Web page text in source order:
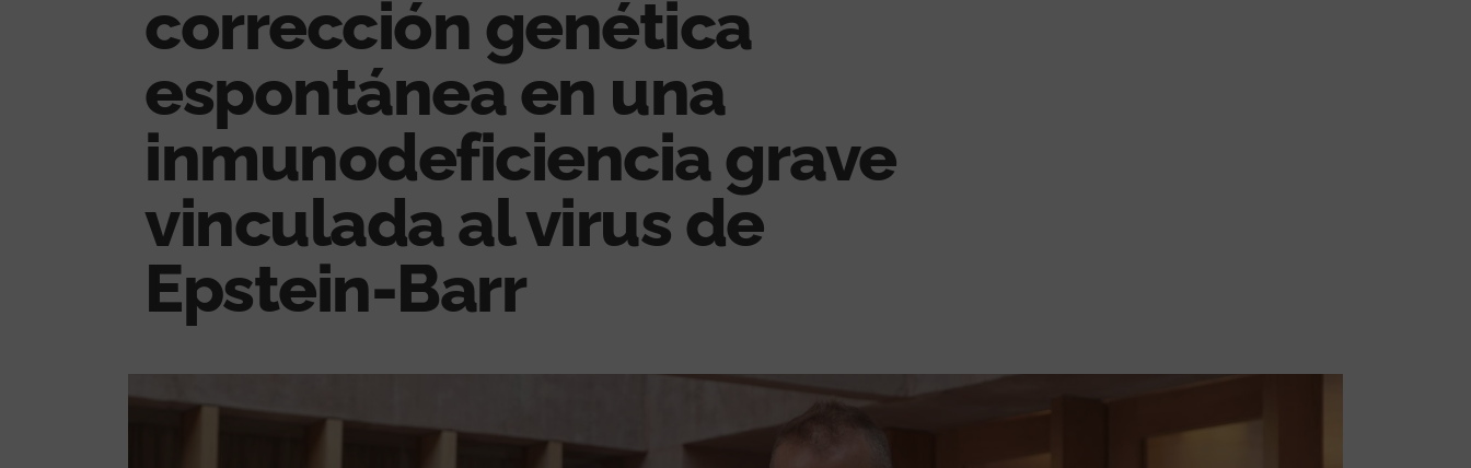
corrección genética
espontánea en una
inmunodeficiencia grave
vinculada al virus de
Epstein-Barr